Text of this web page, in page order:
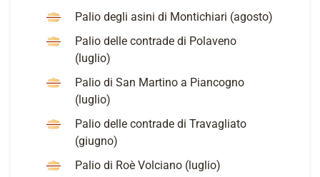
Palio degli asini di Montichiari (agosto)
Palio delle contrade di Polaveno
(luglio)
Palio di San Martino a Piancogno
(luglio)
Palio delle contrade di Travagliato
(giugno)
Palio di Roè Volciano (luglio)